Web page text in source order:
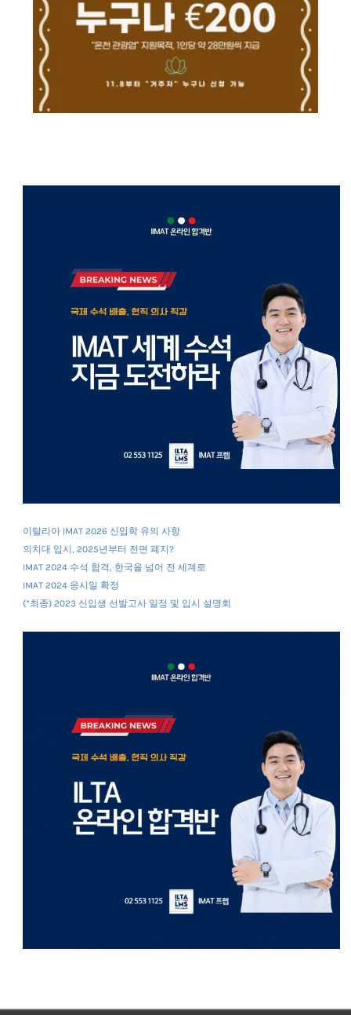
이탈리아 IMAT 2026 신입학 유의 사항
의치대 입시, 2025년부터 전면 폐지?
IMAT 2024 수석 합격, 한국을 넘어 전 세계로
IMAT 2024 응시일 확정
(*최종) 2023 신입생 선발고사 일정 및 입시 설명회